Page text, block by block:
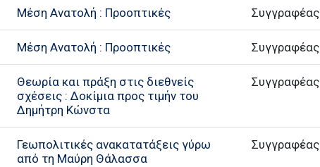
Μέση Ανατολή : Προοπτικές Συγγραφέας
Μέση Ανατολή : Προοπτικές Συγγραφέας
Θεωρία και πράξη στις διεθνείς
σχέσεις : Δοκίμια προς τιμήν του
Δημήτρη Κώνστα
Συγγραφέας
Γεωπολιτικές ανακατατάξεις γύρω
από τη Μαύρη Θάλασσα
Συγγραφέας